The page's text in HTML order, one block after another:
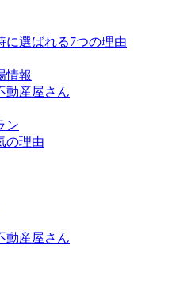
に選ばれる7つの理由
情報
動産屋さん
ン
の理由
動産屋さん